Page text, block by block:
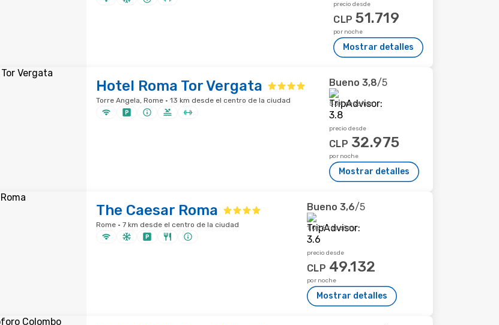
precio desde
CLP 51.719
por noche
Mostrar detalles
Hotel Roma Tor Vergata
Torre Angela, Rome · 13 km desde el centro de la ciudad
Bueno 3,8/5
534 reseñas
precio desde
CLP 32.975
por noche
Mostrar detalles
The Caesar Roma
Rome · 7 km desde el centro de la ciudad
Bueno 3,6/5
1.096 reseñas
precio desde
CLP 49.132
por noche
Mostrar detalles